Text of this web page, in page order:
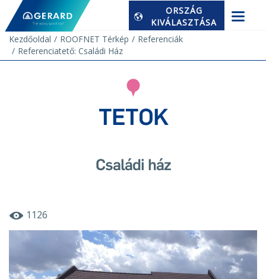
ORSZÁG
KIVÁLASZTÁSA
Kezdőoldal
ROOFNET Térkép
Referenciák
Referenciatető: Családi Ház
TETOK
Családi ház
1126